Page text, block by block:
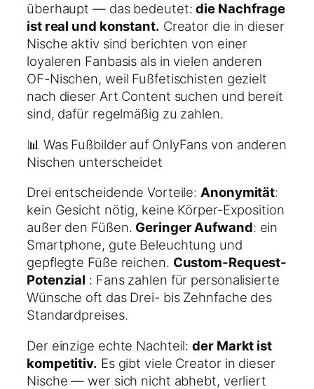
überhaupt — das bedeutet:die Nachfrage
ist real und konstant. Creator die in dieser
Nische aktiv sind berichten von einer
loyaleren Fanbasis als in vielen anderen
OF-Nischen, weil Fußfetischisten gezielt
nach dieser Art Content suchen und bereit
sind, dafür regelmäßig zu zahlen.
📊 Was Fußbilder auf OnlyFans von anderen
Nischen unterscheidet
Drei entscheidende Vorteile: Anonymität:
kein Gesicht nötig, keine Körper-Exposition
außer den Füßen. Geringer Aufwand: ein
Smartphone, gute Beleuchtung und
gepflegte Füße reichen. Custom-Request-
Potenzial : Fans zahlen für personalisierte
Wünsche oft das Drei- bis Zehnfache des
Standardpreises.
Der einzige echte Nachteil:der Markt ist
kompetitiv. Es gibt viele Creator in dieser
Nische — wer sich nicht abhebt, verliert